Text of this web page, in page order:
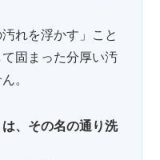
れを浮かす」こと
固まった分厚い汚
。
は、その名の通り洗